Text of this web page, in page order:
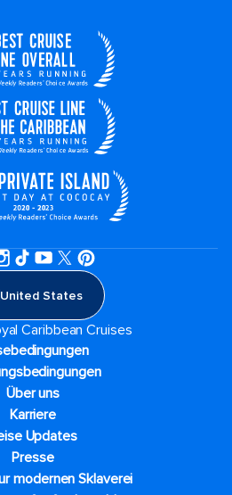
United States
Caribbean Cruises
Über uns
Karriere​
Updates​
Presse
modernen Sklaverei